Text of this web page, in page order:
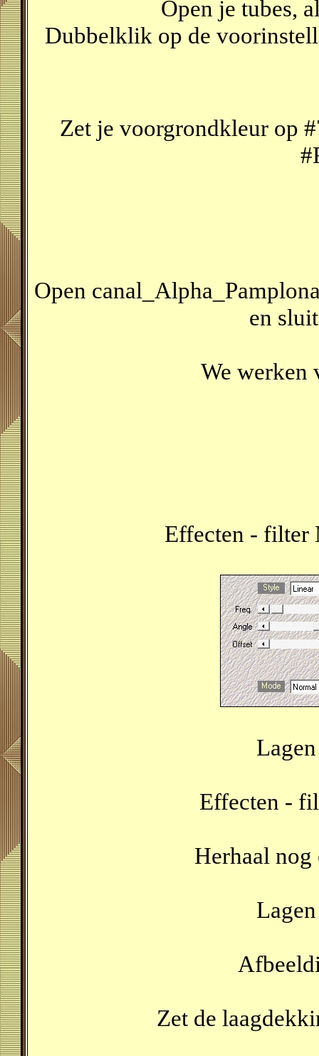
Open je tubes,
Dubbelklik op de
Zet je voorgrondkleur op
Open
en
We werken
Effecten - filter
Effecten -
Herhaal nog
Zet de